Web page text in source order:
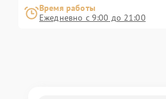
Время работы
Ежедневно с 9:00 до 21:00